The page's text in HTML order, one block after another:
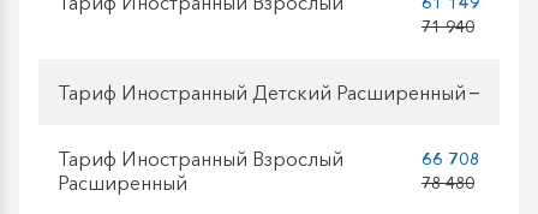
71 940
Тариф Иностранный Детский Расширенный —
Тариф Иностранный Взрослый
Расширенный
66 708
78 480